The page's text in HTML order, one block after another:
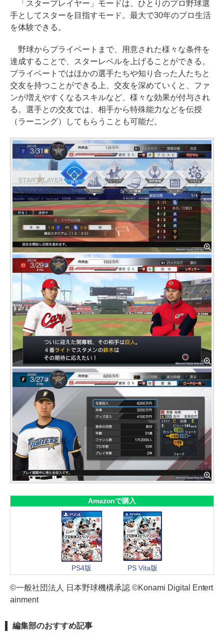
「スタープレイヤー」モードは、ひとりのプロ野球選
手としてスターを目指すモード。最大で30年のプロ生活
を体験できる。
野球からプライベートまで、用意された様々な条件を
達成することで、スターレベルを上げることができる。
プライベートではほかの選手たちや知り合った人たちと
交友を持つことができる上、交友を深めていくと、ファ
ンが増えやすくなるスキルなど、様々な効果が付与され
る。選手との交友では、相手から特殊能力などを伝授
（ラーニング）してもらうことも可能だ。
Amazonで購入
PS4版 PS Vita版
©一般社団法人 日本野球機構承認 ©Konami Digital Entert
ainment
編集部のおすすめ記事